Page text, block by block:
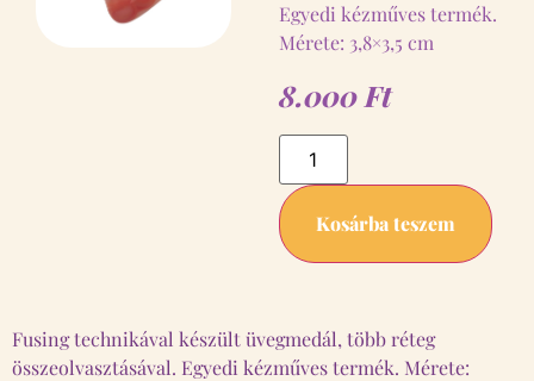
Egyedi kézműves termék.
Mérete: 3,8×3,5 cm
8.000 Ft
Kosárba teszem
Fusing technikával készült üvegmedál, több réteg
összeolvasztásával. Egyedi kézműves termék. Mérete: